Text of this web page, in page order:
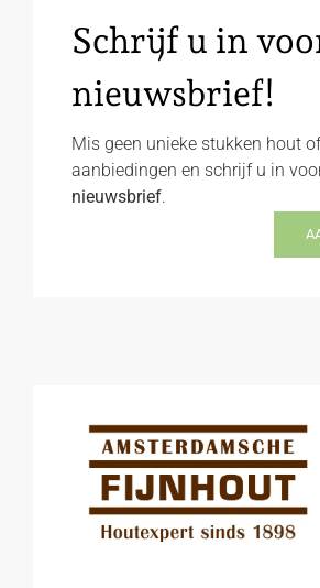
Schrijf u in
nieuwsbrief!
Mis geen unieke stukken hout
aanbiedingen en schrijf u in
nieuwsbrief.